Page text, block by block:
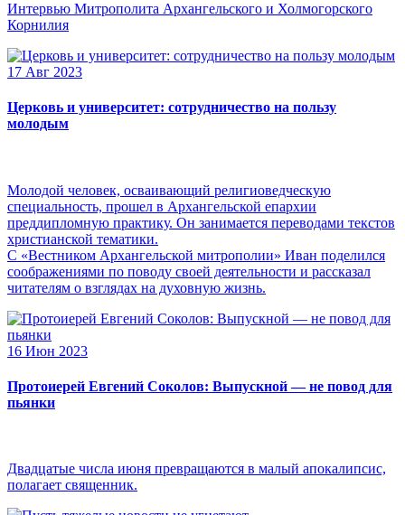
Интервью Митрополита Архангельского и Холмогорского
Корнилия
17 Авг 2023
Церковь и университет: сотрудничество на пользу
молодым
Молодой человек, осваивающий религиоведческую
специальность, прошел в Архангельской епархии
преддипломную практику. Он занимается переводами текстов
христианской тематики.
С «Вестником Архангельской митрополии» Иван поделился
соображениями по поводу своей деятельности и рассказал
читателям о взглядах на духовную жизнь.
16 Июн 2023
Протоиерей Евгений Соколов: Выпускной — не повод для
пьянки
Двадцатые числа июня превращаются в малый апокалипсис,
полагает священник.